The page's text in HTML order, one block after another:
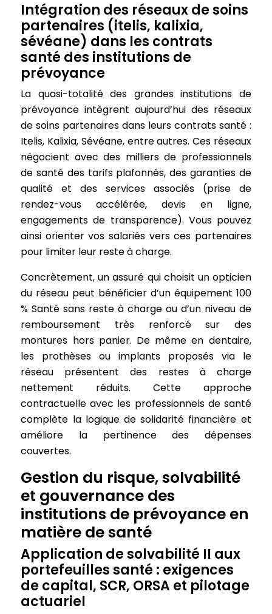
Intégration des réseaux de soins
partenaires (itelis, kalixia,
sévéane) dans les contrats
santé des institutions de
prévoyance
La quasi-totalité des grandes institutions de
prévoyance intègrent aujourd’hui des réseaux
de soins partenaires dans leurs contrats santé :
Itelis, Kalixia, Sévéane, entre autres. Ces réseaux
négocient avec des milliers de professionnels
de santé des tarifs plafonnés, des garanties de
qualité et des services associés (prise de
rendez-vous accélérée, devis en ligne,
engagements de transparence). Vous pouvez
ainsi orienter vos salariés vers ces partenaires
pour limiter leur reste à charge.
Concrètement, un assuré qui choisit un opticien
du réseau peut bénéficier d’un équipement 100
% Santé sans reste à charge ou d’un niveau de
remboursement très renforcé sur des
montures hors panier. De même en dentaire,
les prothèses ou implants proposés via le
réseau présentent des restes à charge
nettement réduits. Cette approche
contractuelle avec les professionnels de santé
complète la logique de solidarité financière et
améliore la pertinence des dépenses
couvertes.
Gestion du risque, solvabilité
et gouvernance des
institutions de prévoyance en
matière de santé
Application de solvabilité II aux
portefeuilles santé : exigences
de capital, SCR, ORSA et pilotage
actuariel